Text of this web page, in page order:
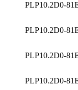
PLP10.2D0-
PLP10.2D0-
PLP10.2D0-
PLP10.2D0-